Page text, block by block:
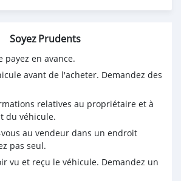
Soyez Prudents
payez en avance.
avant de l'acheter. Demandez des
relatives au propriétaire et à
du véhicule.
au vendeur dans un endroit
pas seul.
vu et reçu le véhicule. Demandez un